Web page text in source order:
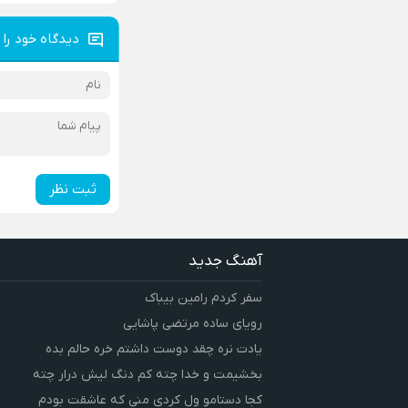
دیدگاه خود
ثبت نظر
آهنگ جدید
سفر کردم رامین بیباک
رویای ساده مرتضی پاشایی
یادت نره چقد دوست داشتم خره حالم بده
بخشیمت و خدا چته کم دنگ لیش درار چته
کجا دستامو ول کردی منی که عاشقت بودم